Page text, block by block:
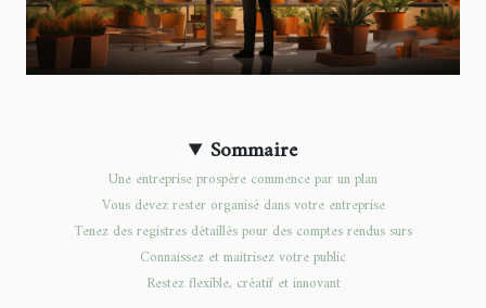
Sommaire
Une entreprise prospère commence par un plan
Vous devez rester organisé dans votre entreprise
Tenez des registres détaillés pour des comptes rendus surs
Connaissez et maitrisez votre public
Restez flexible, créatif et innovant